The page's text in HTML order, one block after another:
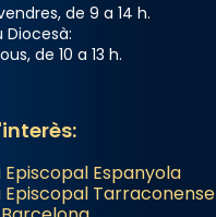
de 9 a 14 h.
Diocesà:
de 10 a 13 h.
Espanyola
Tarraconense